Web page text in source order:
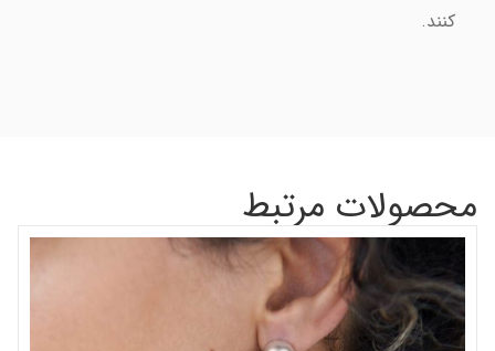
کنند.
محصولات مرتبط